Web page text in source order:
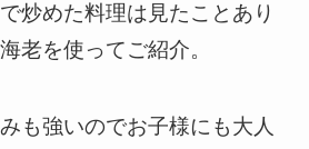
炒めた料理は見たことあり
老を使ってご紹介。
も強いのでお子様にも大人